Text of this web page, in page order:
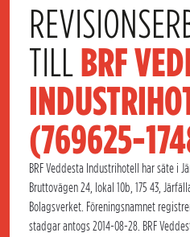
TILL BRF
(769625-
BRF Veddesta Industrihotell har säte i
Bruttovägen 24, lokal 10b, 175 43,
Bolagsverket. Föreningsnamnet
stadgar antogs 2014-08-28. BRF